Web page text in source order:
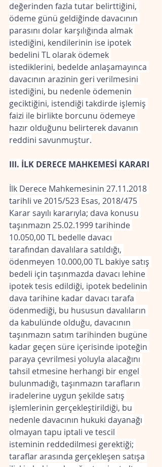
değerinden fazla tutar belirttiğini,
ödeme günü geldiğinde davacının
parasını dolar karşılığında almak
istediğini, kendilerinin ise ipotek
bedelini TL olarak ödemek
istediklerini, bedelde anlaşamayınca
davacının arazinin geri verilmesini
istediğini, bu nedenle ödemenin
geciktiğini, istendiği takdirde işlemiş
faizi ile birlikte borcunu ödemeye
hazır olduğunu belirterek davanın
reddini savunmuştur.
III. İLK DERECE MAHKEMESİ KARARI
İlk Derece Mahkemesinin 27.11.2018
tarihli ve 2015/523 Esas, 2018/475
Karar sayılı kararıyla; dava konusu
taşınmazın 25.02.1999 tarihinde
10.050,00 TL bedelle davacı
tarafından davalılara satıldığı,
ödenmeyen 10.000,00 TL bakiye satış
bedeli için taşınmazda davacı lehine
ipotek tesis edildiği, ipotek bedelinin
dava tarihine kadar davacı tarafa
ödenmediği, bu hususun davalıların
da kabulünde olduğu, davacının
taşınmazın satım tarihinden bugüne
kadar geçen süre içerisinde ipoteğin
paraya çevrilmesi yoluyla alacağını
tahsil etmesine herhangi bir engel
bulunmadığı, taşınmazın tarafların
iradelerine uygun şekilde satış
işlemlerinin gerçekleştirildiği, bu
nedenle davacının hukuki dayanağı
olmayan tapu iptali ve tescil
isteminin reddedilmesi gerektiği;
taraflar arasında gerçekleşen satışa